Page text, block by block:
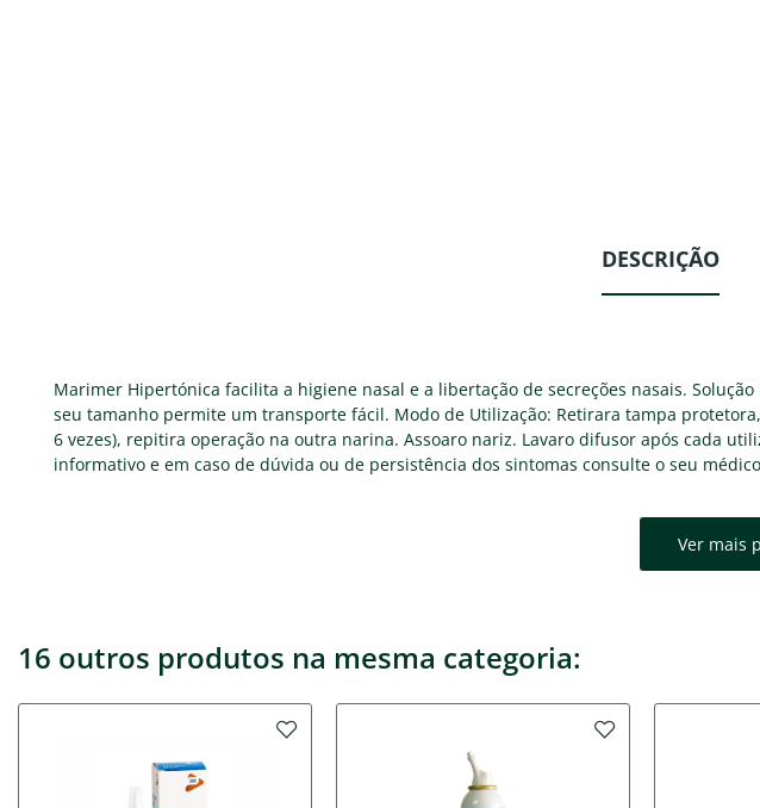
DESCRIÇÃO
Marimer Hipertónica facilita a higiene nasal e a libertação de secreções nasais.
seu tamanho permite um transporte fácil. Modo de Utilização: Retirara tampa
6 vezes), repitira operação na outra narina. Assoaro nariz. Lavaro difusor após cada
informativo e em caso de dúvida ou de persistência dos sintomas consulte o seu
Ver mais
16 outros produtos na mesma categoria: